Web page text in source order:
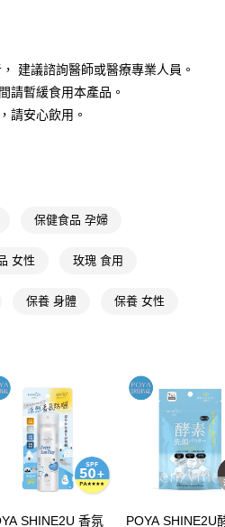
才付款」的支付方式。 讓您購物簡單
卡、不需儲值。
證，即可結帳。
再付款。
後，即可完成結帳。
通知簡訊。
點擊此簡訊中的連結，可透過四大超商／
付款，方視為交易完成。
消之訂單仍視為有效，需透過AFTEE先享
後付 」之結帳頁面顯示為準，若有關於
款等相關疑問，請聯繫「AFTEE先享後付
供之「AFTEE先享後付」服務完成之交
人資料，並將交易相關給付款項請求債
覽以下網址：
定代理人或監護人之同意方可使用
申辦者引起之損失，本公司不負相關責
額度不足之情形，本公司將視審查結果
)免運費
)免運費
)免運費
上)免運費
建議諮詢醫師或醫療專業人員。
請暫緩食用本產品。
請安心飲用。
保健食品 孕婦
女性 玫瑰 食用
保養 身體 保養 女性
SHINE2U 香氛
POYA SHINE2U